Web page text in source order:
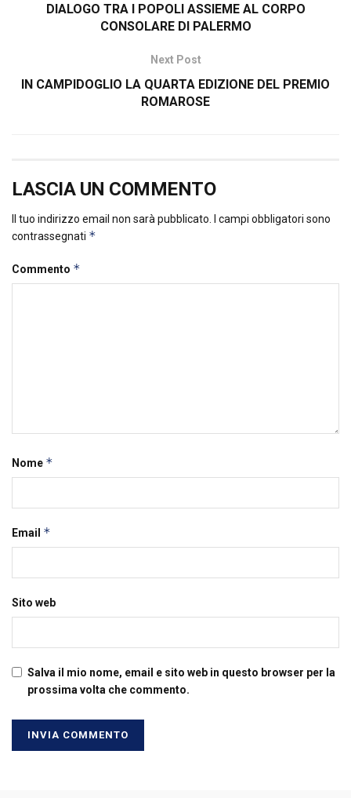
DIALOGO TRA I POPOLI ASSIEME AL CORPO
CONSOLARE DI PALERMO
Next Post
IN CAMPIDOGLIO LA QUARTA EDIZIONE DEL PREMIO
ROMAROSE
LASCIA UN COMMENTO
Il tuo indirizzo email non sarà pubblicato. I campi obbligatori sono
contrassegnati *
Commento *
Nome *
Email *
Sito web
Salva il mio nome, email e sito web in questo browser per la
prossima volta che commento.